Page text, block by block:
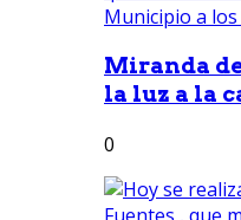
Miranda
la luz a la
0